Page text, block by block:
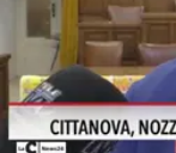
RUBRICHE
Good
Parchi Marini